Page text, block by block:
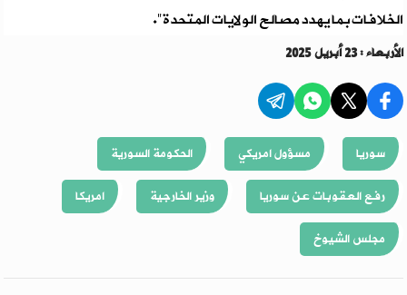
الخلافات بما يهدد مصالح الولايات المتحدة".
الأربعاء : 23 أبريل 2025
سوريا مسؤول امريكي
الحكومة السورية
رفع العقوبات عن سوريا
وزير الخارجية
امريكا
مجلس الشيوخ